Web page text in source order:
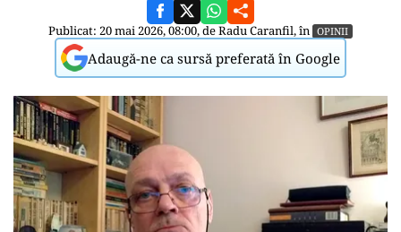
Publicat: 20 mai 2026, 08:00, deRadu Caranfil, în OPINII
Adaugă-ne ca sursă preferată în Google